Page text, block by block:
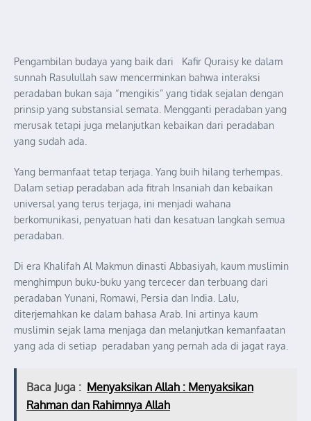
Pengambilan budaya yang baik dari Kafir Quraisy ke dalam
sunnah Rasulullah saw mencerminkan bahwa interaksi
peradaban bukan saja “mengikis” yang tidak sejalan dengan
prinsip yang substansial semata. Mengganti peradaban yang
merusak tetapi juga melanjutkan kebaikan dari peradaban
yang sudah ada.
Yang bermanfaat tetap terjaga. Yang buih hilang terhempas.
Dalam setiap peradaban ada fitrah Insaniah dan kebaikan
universal yang terus terjaga, ini menjadi wahana
berkomunikasi, penyatuan hati dan kesatuan langkah semua
peradaban.
Di era Khalifah Al Makmun dinasti Abbasiyah, kaum muslimin
menghimpun buku-buku yang tercecer dan terbuang dari
peradaban Yunani, Romawi, Persia dan India. Lalu,
diterjemahkan ke dalam bahasa Arab. Ini artinya kaum
muslimin sejak lama menjaga dan melanjutkan kemanfaatan
yang ada di setiap peradaban yang pernah ada di jagat raya.
Baca Juga : Menyaksikan Allah : Menyaksikan
Rahman dan Rahimnya Allah